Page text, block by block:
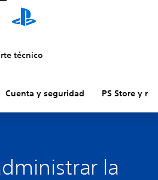
técnico
Cuenta y seguridad PS Store y
la